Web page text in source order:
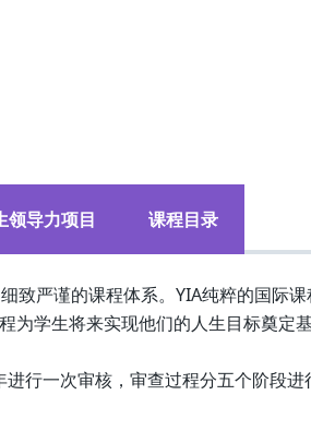
领导力项目 课程目录
致严谨的课程体系。YIA纯粹的国际
为学生将来实现他们的人生目标奠定
行一次审核，审查过程分五个阶段进